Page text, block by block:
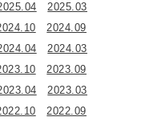
2025.03
2024.09
2024.03
2023.09
2023.03
2022.09